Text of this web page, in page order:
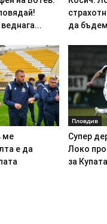
да
ме
е да
Пловдив
Супер
Локо
за